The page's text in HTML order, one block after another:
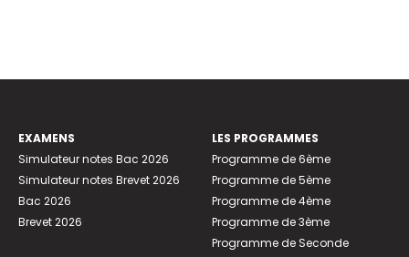
EXAMENS
Simulateur notes Bac 2026
Simulateur notes Brevet 2026
Bac 2026
Brevet 2026
LES PROGRAMMES
Programme de 6ème
Programme de 5ème
Programme de 4ème
Programme de 3ème
Programme de Seconde